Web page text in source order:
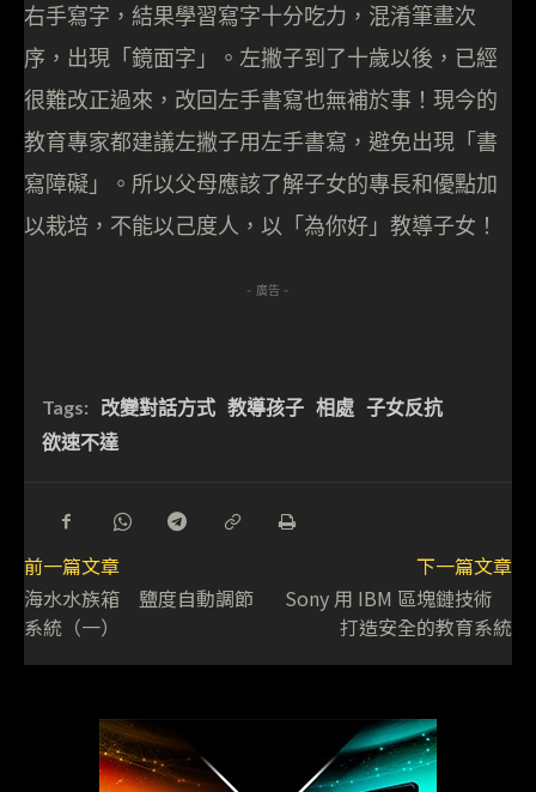
右手寫字，結果學習寫字十分吃力，混淆筆畫次
序，出現「鏡面字」。左撇子到了十歲以後，已經
很難改正過來，改回左手書寫也無補於事！現今的
教育專家都建議左撇子用左手書寫，避免出現「書
寫障礙」。所以父母應該了解子女的專長和優點加
以栽培，不能以己度人，以「為你好」教導子女！
- 廣告 -
Tags: 改變對話方式 教導孩子 相處 子女反抗
欲速不達
前一篇文章
海水水族箱 鹽度自動調節
系統（一）
下一篇文章
Sony 用 IBM 區塊鏈技術
打造安全的教育系統